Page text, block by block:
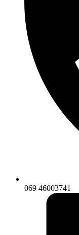
069 46003741